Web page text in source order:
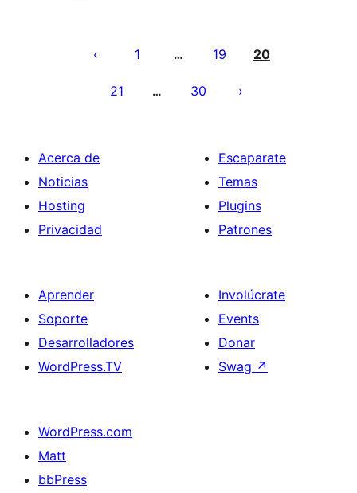
1 … 19 20
21 … 30
Acerca de
Noticias
Hosting
Privacidad
Escaparate
Temas
Plugins
Patrones
Aprender
Soporte
Desarrolladores
WordPress.TV
Involúcrate
Events
Donar
Swag ↗
WordPress.com
Matt
bbPress